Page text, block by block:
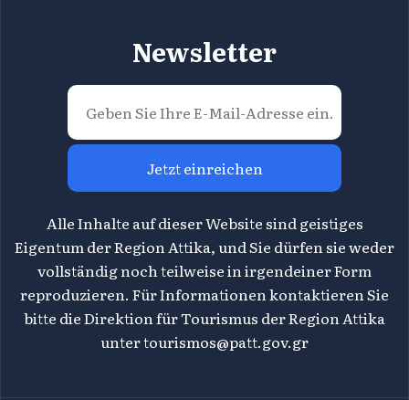
Newsletter
Jetzt einreichen
Alle Inhalte auf dieser Website sind geistiges
Eigentum der Region Attika, und Sie dürfen sie weder
vollständig noch teilweise in irgendeiner Form
reproduzieren. Für Informationen kontaktieren Sie
bitte die Direktion für Tourismus der Region Attika
untertourismos@patt.gov.gr